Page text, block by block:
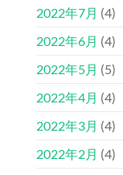
2022年7月 (4)
2022年6月 (4)
2022年5月 (5)
2022年4月 (4)
2022年3月 (4)
2022年2月 (4)